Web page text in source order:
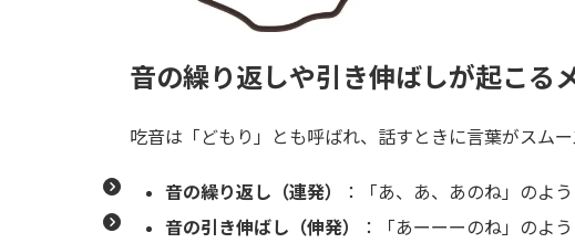
音の繰り返しや引き伸ばしが起こる
吃音は「どもり」とも呼ばれ、話すときに言葉がスムー
音の繰り返し（連発）
：「あ、あ、あのね」のよ
音の引き伸ばし（伸発）
：「あーーーのね」のよ